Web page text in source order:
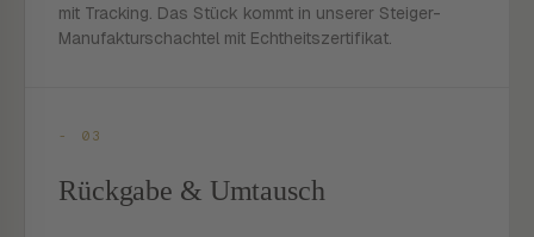
mit Tracking. Das Stück kommt in unserer Steiger-
Manufakturschachtel mit Echtheitszertifikat.
- 03
Rückgabe & Umtausch